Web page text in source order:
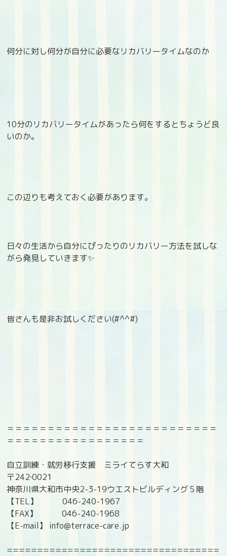
何分に対し何分が自分に必要なリカバリータイムなのか
10分のリカバリータイムがあったら何をするとちょうど良
いのか。
この辺りも考えておく必要があります。
日々の生活から自分にぴったりのリカバリー方法を試しな
がら発見していきます✨
皆さんも是非お試しください(#^^#)
＝＝＝＝＝＝＝＝＝＝＝＝＝＝＝＝＝＝＝＝＝＝＝＝＝＝
＝＝＝＝＝＝＝＝＝＝＝＝＝＝＝＝＝
自立訓練・就労移行支援 ミライてらす大和
〒242‐0021
神奈川県大和市中央2-3-19ウエストビルディング５階
【TEL】 046-240-1967
【FAX】 046-240-1968
【E-mail】 info@terrace-care.jp
===================================